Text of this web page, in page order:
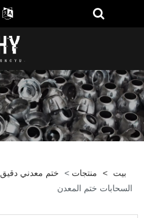
بيت > منتجات > ختم معدني دقيق
السحابات ختم المعدن